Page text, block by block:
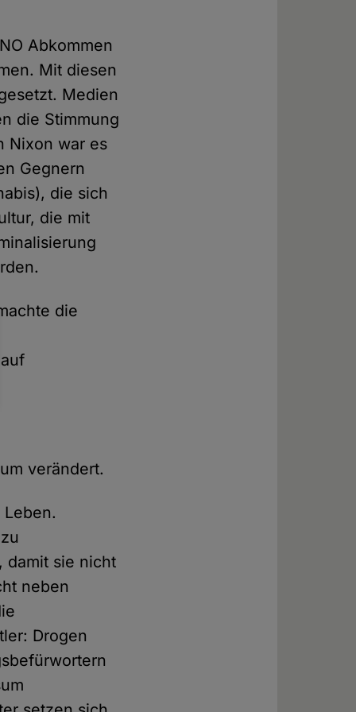
Abkommen
Mit diesen
Medien
die Stimmung
Nixon war es
Gegnern
die sich
die mit
die
verändert.
damit sie nicht
neben
Drogen